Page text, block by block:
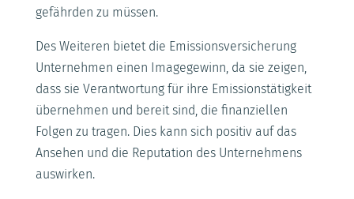
gefährden zu müssen.
Des Weiteren bietet die Emissionsversicherung
Unternehmen einen Imagegewinn, da sie zeigen,
dass sie Verantwortung für ihre Emissionstätigkeit
übernehmen und bereit sind, die finanziellen
Folgen zu tragen. Dies kann sich positiv auf das
Ansehen und die Reputation des Unternehmens
auswirken.